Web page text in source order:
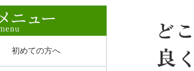
初めての方へ